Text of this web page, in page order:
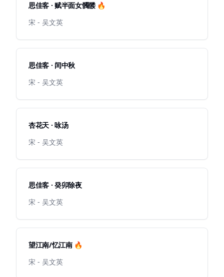
思佳客 · 赋半面女髑髅 🔥
宋 - 吴文英
思佳客 · 闰中秋
宋 - 吴文英
杏花天 · 咏汤
宋 - 吴文英
思佳客 · 癸卯除夜
宋 - 吴文英
望江南/忆江南 🔥
宋 - 吴文英